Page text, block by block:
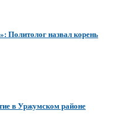
Политолог назвал корень
в Уржумском районе